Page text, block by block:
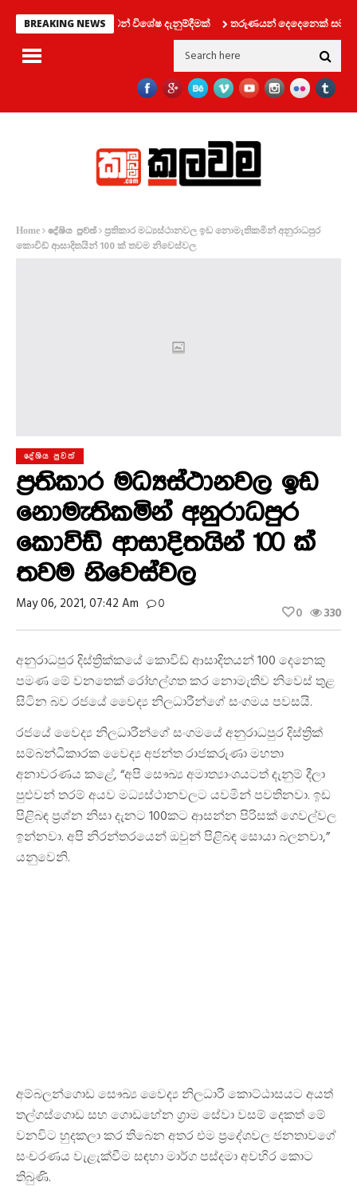
BREAKING NEWS
දෙපාර්තමේන්තුවෙන් විශේෂ දැනුම්දීමක් තරුණයන් දෙදෙනෙක් සමග
Home දේශිය පුවත්
ප්‍රතිකාර මධ්‍යස්ථානවල ඉඩ නොමැතිකමින් අනුරාධපුර
කොවිඩ් ආසාදිතයින් 100 ක් තවම නිවෙස්වල
දේශිය පුවත්
ප්‍රතිකාර මධ්‍යස්ථානවල ඉඩ
නොමැතිකමින් අනුරාධපුර
කොවිඩ් ආසාදිතයින් 100 ක්
තවම නිවෙස්වල
May 06, 2021, 07:42 Am 0 330
0
අනුරාධපුර දිස්ත්‍රික්කයේ කොවිඩ් ආසාදිතයන් 100 දෙනෙකු
පමණ මේ වනතෙක් රෝහල්ගත කර නොමැතිව නිවෙස් තුළ
සිටින බව රජයේ වෛද්‍ය නිලධාරීන්ගේ සංගමය පවසයි.
රජයේ වෛද්‍ය නිලධාරීන්ගේ සංගමයේ අනුරාධපුර දිස්ත්‍රික්
සම්බන්ධීකාරක වෛද්‍ය අජන්ත රාජකරුණා මහතා
අනාවරණය කළේ, “අපි සෞඛ්‍ය අමාත්‍යාංශයටත් දැනුම් දීලා
පුළුවන් තරම් අයව මධ්‍යස්ථානවලට යවමින් පවතිනවා. ඉඩ
පිළිබඳ ප්‍රශ්න නිසා දැනට 100කට ආසන්න පිරිසක් ගෙවල්වල
ඉන්නවා. අපි නිරන්තරයෙන් ඔවුන් පිළිබඳ සොයා බලනවා,”
යනුවෙනි.
අම්බලන්ගොඩ සෞඛ්‍ය වෛද්‍ය නිලධාරී කොට්ඨාසයට අයත්
තල්ගස්ගොඩ සහ ගොඩහේන ග්‍රාම සේවා වසම් දෙකත් මේ
වනවිට හුදකලා කර තිබෙන අතර එම ප්‍රදේශවල ජනතාවගේ
සංචරණය වැළැක්වීම සඳහා මාර්ග පස්දමා අවහිර කොට
තිබුණි.